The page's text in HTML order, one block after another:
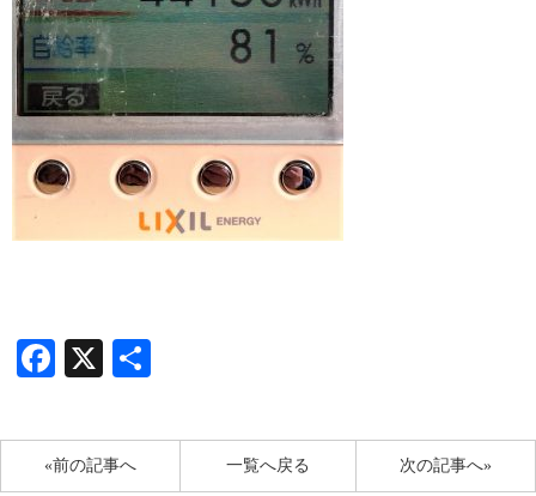
Facebook
X
«前の記事へ 次の記事へ»
一覧へ戻る